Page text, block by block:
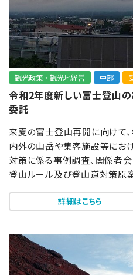
観光政策・観光地経営 中部
令和2年度新しい富士登山
委託
来夏の富士登山再開に向けて
内外の山岳や集客施設等にお
対策に係る事例調査、関係者
登山ルール及び登山道対策原
詳細はこちら